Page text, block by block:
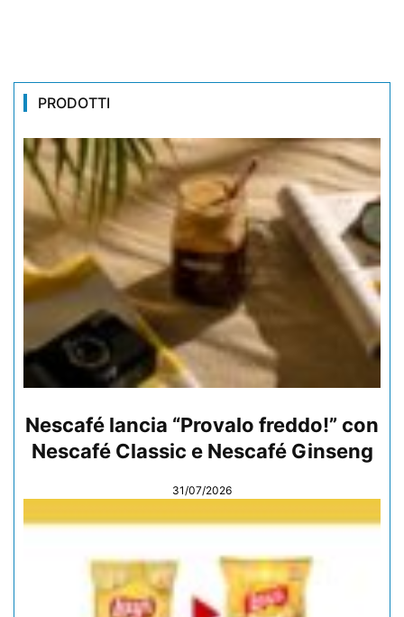
PRODOTTI
Nescafé lancia “Provalo freddo!” con
Nescafé Classic e Nescafé Ginseng
31/07/2026